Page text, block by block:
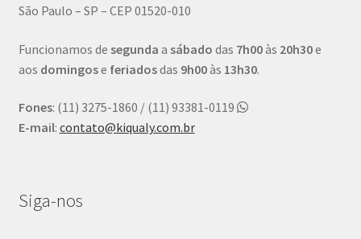
São Paulo – SP – CEP 01520-010
Funcionamos de segunda a sábado das 7h00às 20h30e
aos domingose feriadosdas 9h00às 13h30.
Fones: (11) 3275-1860 / (11) 93381-0119
E-mail: contato@kiqualy.com.br
Siga-nos